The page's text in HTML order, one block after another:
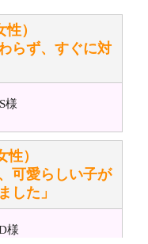
っています「おも
ます。
きますか？ ぬいぐ
。
やタグに、何か意
女性）
らず、すぐに対
女性）
可愛らしい子が
した」